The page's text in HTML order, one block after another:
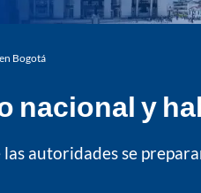
Bogotá
nacional y
autoridades se